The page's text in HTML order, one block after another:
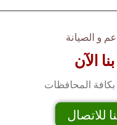
و الصيانة
الآن
المحافظات
للاتصال